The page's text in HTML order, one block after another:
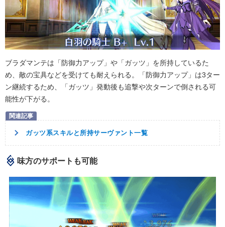
ブラダマンテは「防御力アップ」や「ガッツ」を所持しているた
め、敵の宝具などを受けても耐えられる。「防御力アップ」は3ター
ン継続するため、「ガッツ」発動後も追撃や次ターンで倒される可
能性が下がる。
ガッツ系スキルと所持サーヴァント一覧
味方のサポートも可能